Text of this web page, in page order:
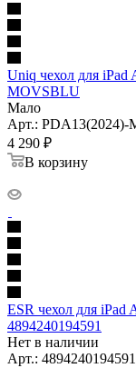
Uniq чехол для
MOVSBLU
Мало
Арт.:
4 290 ₽
В корзину
ESR чехол для
4894240194591
Нет в наличии
Арт.: 4894240194591